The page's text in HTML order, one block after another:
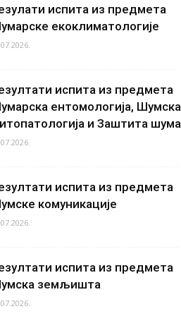
испита из предмета
екоклиматологије
испита из предмета
ентомологија, Шумска
и Заштита шума
испита из предмета
комуникације
испита из предмета
земљишта